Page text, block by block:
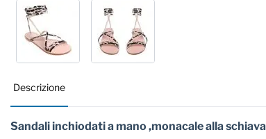
Descrizione
Sandali inchiodati a mano ,monacale alla schiava